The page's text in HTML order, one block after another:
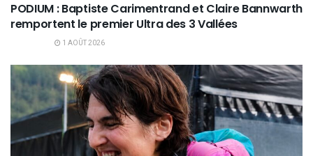
PODIUM : Baptiste Carimentrand et Claire Bannwarth
remportent le premier Ultra des 3 Vallées
1 AOÛT 2026